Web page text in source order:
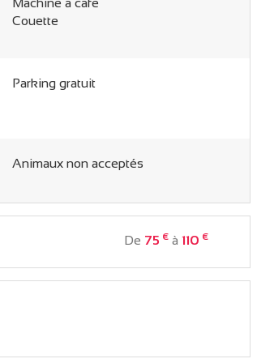
Machine à café
Couette
Parking gratuit
Animaux non acceptés
De 75 € à110 €